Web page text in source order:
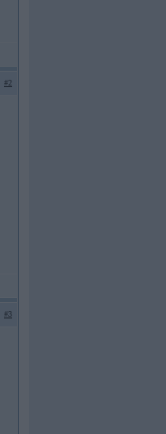
#2
#3